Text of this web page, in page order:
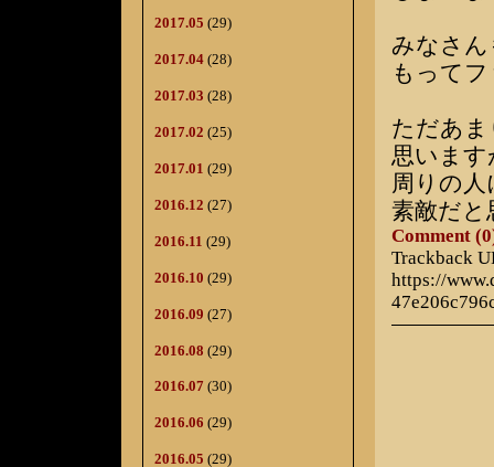
2017.05 (29)
2017.04 (28)
2017.03 (28)
2017.02 (25)
2017.01 (29)
2016.12 (27)
2016.11 (29)
2016.10 (29)
2016.09 (27)
2016.08 (29)
2016.07 (30)
2016.06 (29)
2016.05 (29)
みなさ
もって
ただあ
思います
周りの
素敵だと
Comment
Trackback
https://